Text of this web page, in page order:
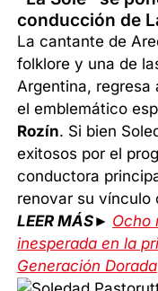
conducción de
La cantante de
folklore y una de
Argentina, regresa
el emblemático
Rozín. Si bien
exitosos por el
conductora
renovar su vínculo
LEER MÁS► Ocho
inesperada en la
Generación Dorada